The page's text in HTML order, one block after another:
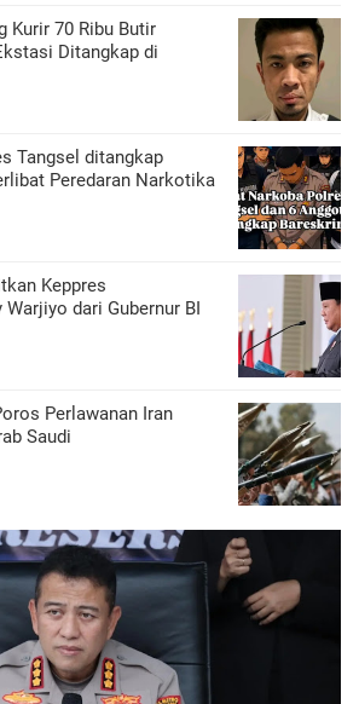
Kurir 70 Ribu Butir
Ditangkap di
Tangsel ditangkap
Peredaran Narkotika
Keppres
dari Gubernur BI
Perlawanan Iran
Saudi